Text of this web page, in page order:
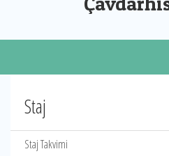
Staj
Staj Takvimi